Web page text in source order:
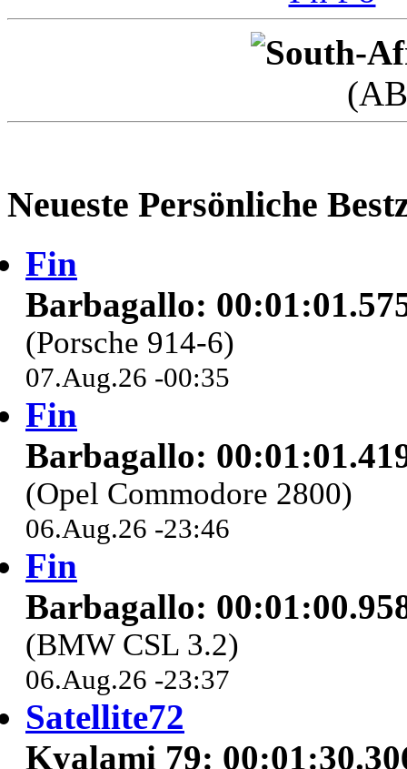
Neueste Persönliche
Fin
Barbagallo:
(Porsche 914-6)
07.Aug.26 -00:35
Fin
Barbagallo:
(Opel Commodore 2800)
06.Aug.26 -23:46
Fin
Barbagallo:
(BMW CSL 3.2)
06.Aug.26 -23:37
Satellite72
Kyalami 79: